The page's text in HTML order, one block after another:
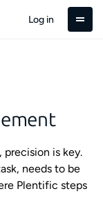
Log in
is key.
needs to be
Plentific steps